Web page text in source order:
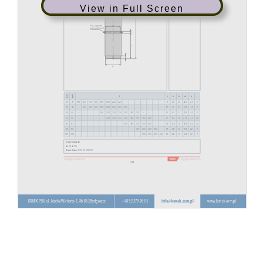
View in Full Screen